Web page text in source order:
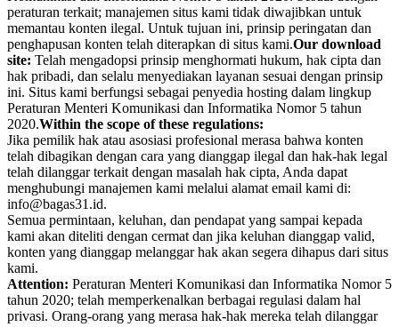
peraturan terkait; manajemen situs kami tidak diwajibkan untuk
memantau konten ilegal. Untuk tujuan ini, prinsip peringatan dan
penghapusan konten telah diterapkan di situs kami.Our download
site: Telah mengadopsi prinsip menghormati hukum, hak cipta dan
hak pribadi, dan selalu menyediakan layanan sesuai dengan prinsip
ini. Situs kami berfungsi sebagai penyedia hosting dalam lingkup
Peraturan Menteri Komunikasi dan Informatika Nomor 5 tahun
2020.Within the scope of these regulations:
Jika pemilik hak atau asosiasi profesional merasa bahwa konten
telah dibagikan dengan cara yang dianggap ilegal dan hak-hak legal
telah dilanggar terkait dengan masalah hak cipta, Anda dapat
menghubungi manajemen kami melalui alamat email kami di:
info@bagas31.id.
Semua permintaan, keluhan, dan pendapat yang sampai kepada
kami akan diteliti dengan cermat dan jika keluhan dianggap valid,
konten yang dianggap melanggar hak akan segera dihapus dari situs
kami.
Attention: Peraturan Menteri Komunikasi dan Informatika Nomor 5
tahun 2020; telah memperkenalkan berbagai regulasi dalam hal
privasi. Orang-orang yang merasa hak-hak mereka telah dilanggar